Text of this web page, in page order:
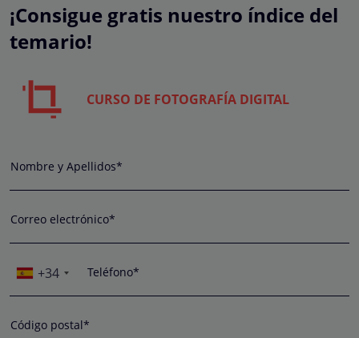
¡Consigue gratis nuestro índice del
temario!
CURSO DE FOTOGRAFÍA DIGITAL
Nombre y Apellidos*
Correo electrónico*
+34 Teléfono*
Código postal*